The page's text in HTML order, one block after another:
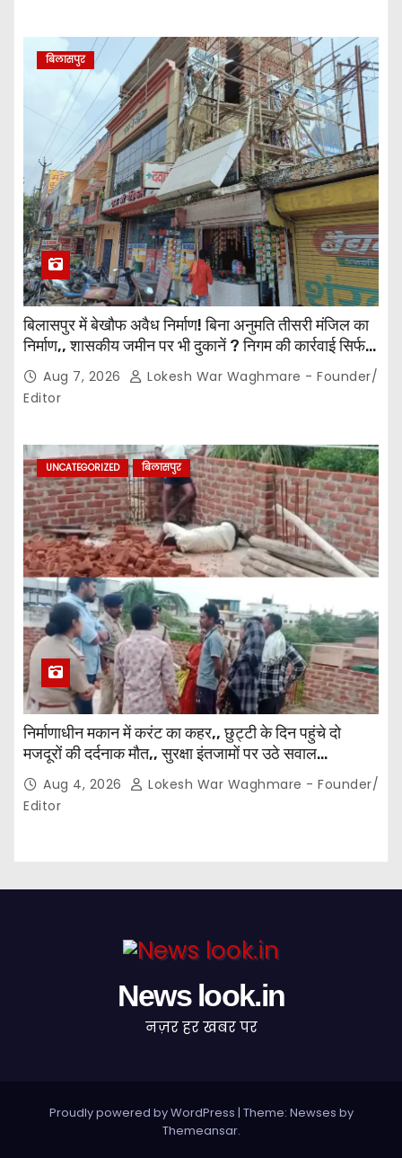
बिलासपुर
बिलासपुर में बेखौफ अवैध निर्माण! बिना अनुमति तीसरी मंजिल का
निर्माण,, शासकीय जमीन पर भी दुकानें ? निगम की कार्रवाई सिर्फ
नोटिस तक सीमित? मुख्य मार्ग पर नियमों की खुलेआम अनदेखी,
जिम्मेदार अधिकारियों की कार्यप्रणाली पर उठे सवाल…
Aug 7, 2026
Lokesh War Waghmare - Founder/
Editor
UNCATEGORIZED बिलासपुर
निर्माणाधीन मकान में करंट का कहर,, छुट्टी के दिन पहुंचे दो
मजदूरों की दर्दनाक मौत,, सुरक्षा इंतजामों पर उठे सवाल…
Aug 4, 2026
Lokesh War Waghmare - Founder/
Editor
News look.in
नज़र हर खबर पर
Proudly powered by WordPress | Theme: Newses by
Themeansar.